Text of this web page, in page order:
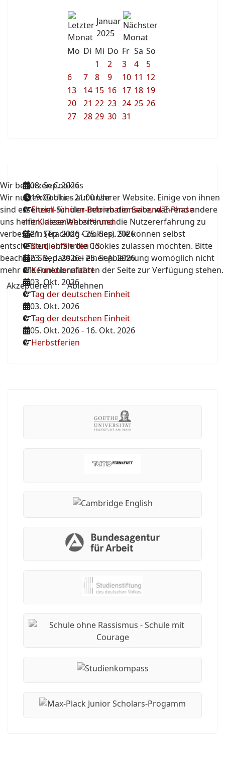
Januar
2025
Mo Di Mi Do Fr Sa So
1
2 3 4
5
6
7 8 9 10 11 12
13
14 15 16 17 18 19
20
21 22 23 24 25 26
27
28 29 30 31
08. Sep. 2026
19:00 Uhr-21:00 Uhr
Eltern-Schüler-Informationsabend E-Phase
mit Klassenlehrer*innen
21. Sep. 2026-25. Sep. 2026
Studienfahrten 13
23. Sep. 2026-25. Sep. 2026
Kennenlernfahrt
03. Okt. 2026
Tag der deutschen Einheit
03. Okt. 2026
Tag der deutschen Einheit
05. Okt. 2026- 16. Okt. 2026
Herbstferien
Wir benutzen Cookies
Wir nutzen Cookies auf unserer Website. Einige von ihnen
sind essenziell für den Betrieb der Seite, während andere
uns helfen, diese Website und die Nutzererfahrung zu
verbessern (Tracking Cookies). Sie können selbst
entscheiden, ob Sie die Cookies zulassen möchten. Bitte
beachten Sie, dass bei einer Ablehnung womöglich nicht
mehr alle Funktionalitäten der Seite zur Verfügung stehen.
Akzeptieren
Ablehnen